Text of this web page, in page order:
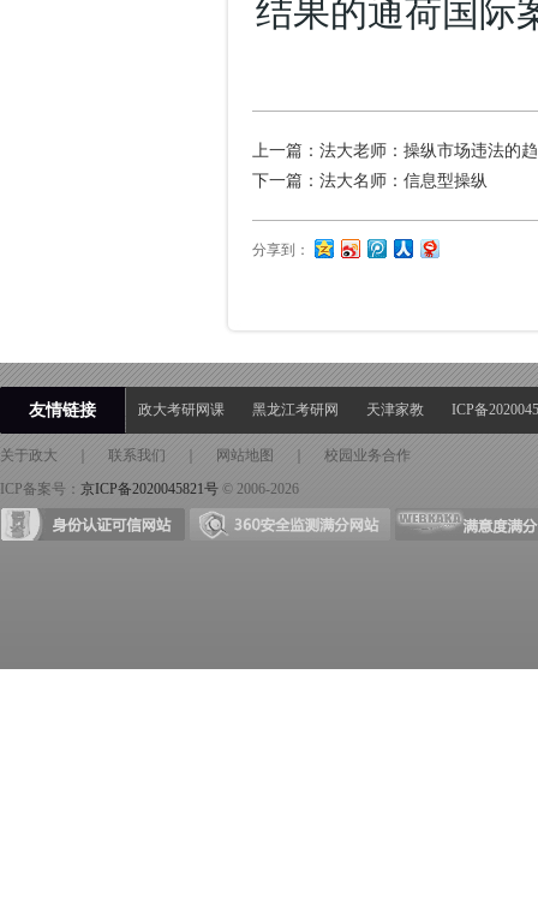
结果的通荷国际
上一篇： 法大老师：操纵市场违法的
下一篇： 法大名师：信息型操纵
分享到：
友情链接 政大考研网课 黑龙江考研网 天津家教 ICP备
关于政大 联系我们 网站地图
校园业务合作
ICP备案号： 京ICP备2020045821号 © 2006-2026